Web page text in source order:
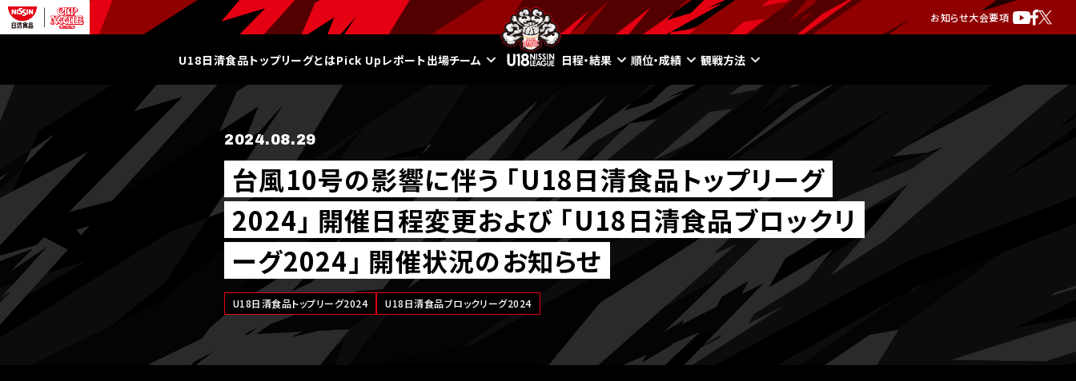
お知らせ大会要項
U18日清食品トップリーグとはPick Upレポート出場チーム 日程・結果 順位・成績 観戦方法
2024.08.29
台風10号の影響に伴う ｢U18日清食品トップリーグ
2024｣ 開催日程変更および ｢U18日清食品ブロックリ
ーグ2024｣ 開催状況のお知らせ
U18日清食品トップリーグ2024 U18日清食品ブロックリーグ2024